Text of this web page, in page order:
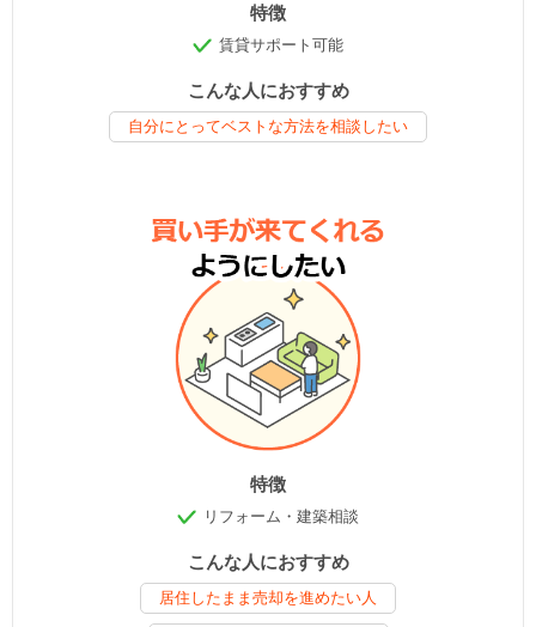
特徴
賃貸サポート可能
こんな人におすすめ
自分にとってベストな方法を相談したい
特徴
リフォーム・建築相談
こんな人におすすめ
居住したまま売却を進めたい人